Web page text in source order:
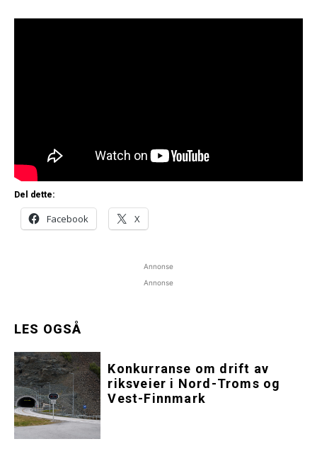
Del dette:
Facebook X
Annonse
Annonse
LES OGSÅ
Konkurranse om drift av
riksveier i Nord-Troms og
Vest-Finnmark